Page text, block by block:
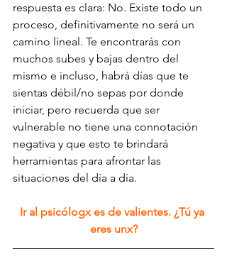
respuesta es clara: No. Existe todo un
proceso, definitivamente no será un
camino lineal. Te encontrarás con
muchos subes y bajas dentro del
mismo e incluso, habrá días que te
sientas débil/no sepas por donde
iniciar, pero recuerda que ser
vulnerable no tiene una connotación
negativa y que esto te brindará
herramientas para afrontar las
situaciones del día a día.
Ir al psicólogx es de valientes. ¿Tú ya
eres unx?